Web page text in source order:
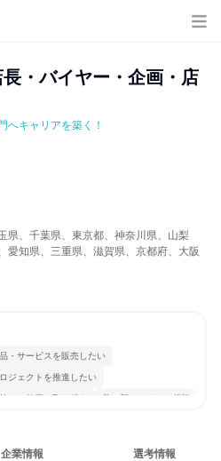
・バイヤー・企画・店
へキャリアを築く！
県、千葉県、東京都、神奈川県、山梨
愛知県、三重県、滋賀県、京都府、大阪
・サービスを販売したい
ジェクトを推進したい
って仕事に取り組む 常に新しいものに挑戦
企業情報 選考情報